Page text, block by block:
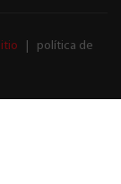
política de